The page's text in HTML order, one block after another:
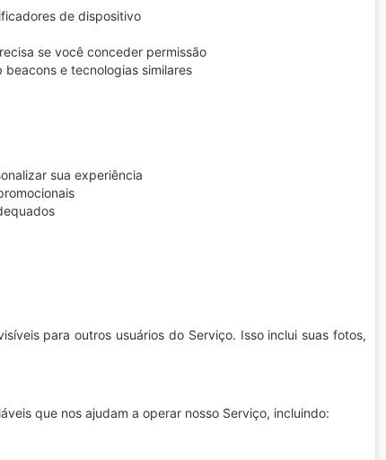
de dispositivo
se você conceder permissão
e tecnologias similares
sua experiência
para outros usuários do Serviço. Isso inclui suas fotos,
que nos ajudam a operar nosso Serviço, incluindo: